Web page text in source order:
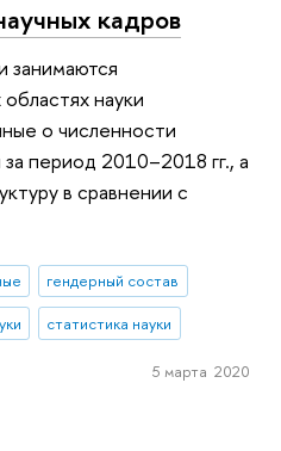
кадров
занимаются
науки
о численности
период 2010–2018 гг., а
в сравнении с
гендерный состав
статистика науки
5 марта 2020